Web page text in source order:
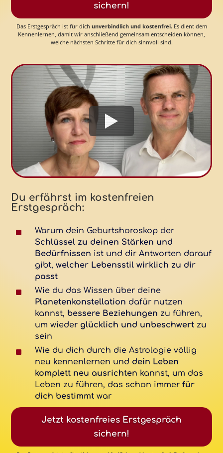
sichern!
Das Erstgespräch ist für dich unverbindlich und kostenfrei. Es dient dem
Kennenlernen, damit wir anschließend gemeinsam entscheiden können,
welche nächsten Schritte für dich sinnvoll sind.
Du erfährst im kostenfreien
Erstgespräch:
^
Warum dein Geburtshoroskop der
Schlüssel zu deinen Stärken und
Bedürfnissen ist und dir Antworten darauf
gibt, welcher Lebensstil wirklich zu dir
passt
^
Wie du das Wissen über deine
Planetenkonstellation dafür nutzen
kannst, bessere Beziehungen zu führen,
um wieder glücklich und unbeschwertzu
sein
^
Wie du dich durch die Astrologie völlig
neu kennenlernen und dein Leben
komplett neu ausrichten kannst, um das
Leben zu führen, das schon immer für
dich bestimmtwar
Jetzt kostenfreies Erstgespräch
sichern!